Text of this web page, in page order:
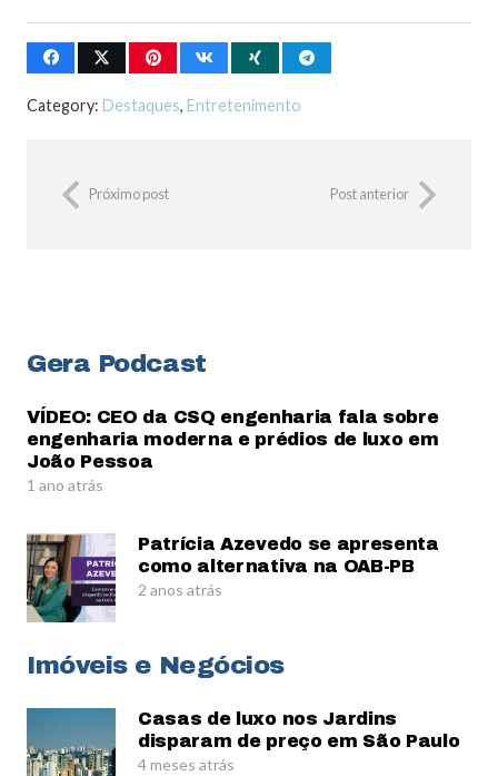
Category: Destaques, Entretenimento
Próximo post Post anterior
Gera Podcast
VÍDEO: CEO da CSQ engenharia fala sobre
engenharia moderna e prédios de luxo em
João Pessoa
1 ano atrás
Patrícia Azevedo se apresenta
como alternativa na OAB-PB
2 anos atrás
Imóveis e Negócios
Casas de luxo nos Jardins
disparam de preço em São Paulo
4 meses atrás